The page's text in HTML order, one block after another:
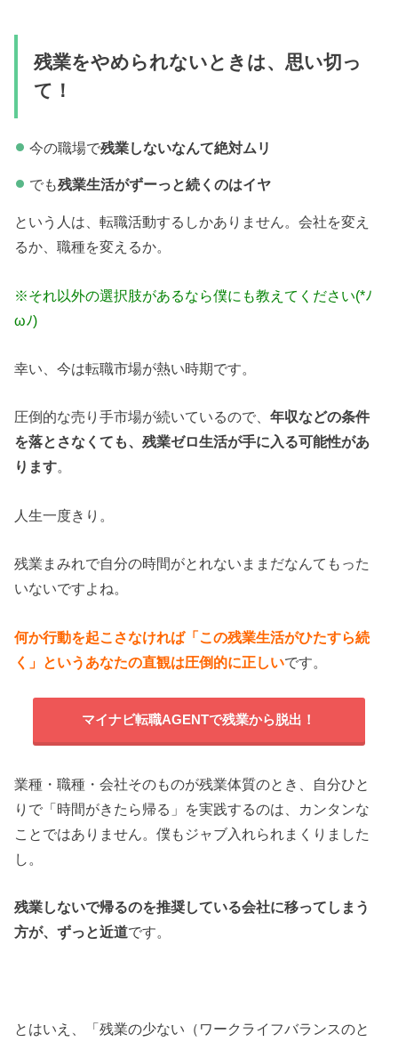
残業をやめられないときは、思い切っ
て！
今の職場で残業しないなんて絶対ムリ
でも残業生活がずーっと続くのはイヤ
という人は、転職活動するしかありません。会社を変え
るか、職種を変えるか。
※それ以外の選択肢があるなら僕にも教えてください(*ﾉ
ωﾉ)
幸い、今は転職市場が熱い時期です。
圧倒的な売り手市場が続いているので、年収などの条件
を落とさなくても、残業ゼロ生活が手に入る可能性があ
ります。
人生一度きり。
残業まみれで自分の時間がとれないままだなんてもった
いないですよね。
何か行動を起こさなければ「この残業生活がひたすら続
く」というあなたの直観は圧倒的に正しいです。
マイナビ転職AGENTで残業から脱出！
業種・職種・会社そのものが残業体質のとき、自分ひと
りで「時間がきたら帰る」を実践するのは、カンタンな
ことではありません。僕もジャブ入れられまくりました
し。
残業しないで帰るのを推奨している会社に移ってしまう
方が、ずっと近道です。
とはいえ、「残業の少ない（ワークライフバランスのと